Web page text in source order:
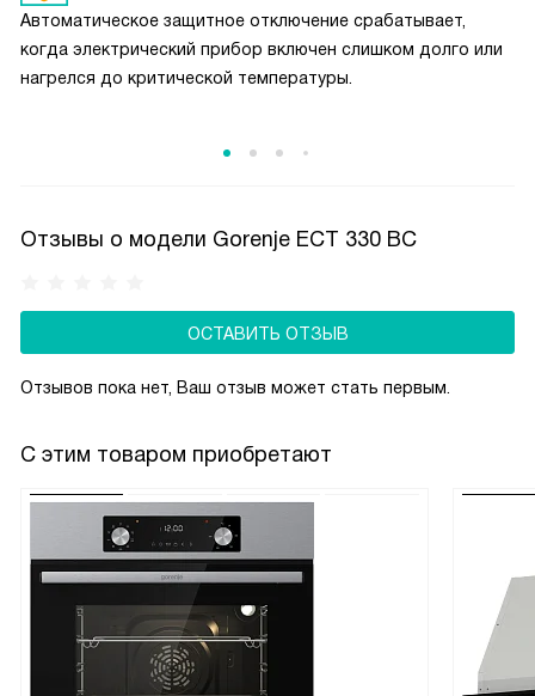
и использования посуды вок.
Автоматическое защитное отключение срабатывает,
когда электрический прибор включен слишком долго или
нагрелся до критической температуры.
Отзывы о модели Gorenje ECT 330 BC
ОСТАВИТЬ ОТЗЫВ
Отзывов пока нет, Ваш отзыв может стать первым.
С этим товаром приобретают